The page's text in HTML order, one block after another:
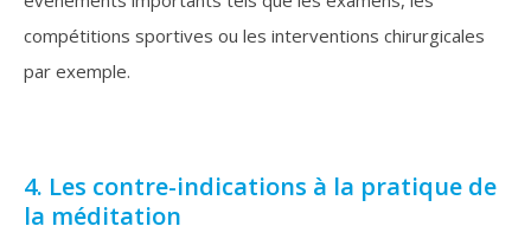
compétitions sportives ou les interventions chirurgicales
par exemple.
4. Les contre-indications à la pratique de
la méditation